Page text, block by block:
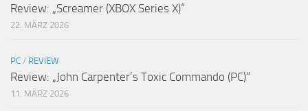
Review: „Screamer (XBOX Series X)“
22. MÄRZ 2026
PC / REVIEW
Review: „John Carpenter’s Toxic Commando (PC)“
11. MÄRZ 2026